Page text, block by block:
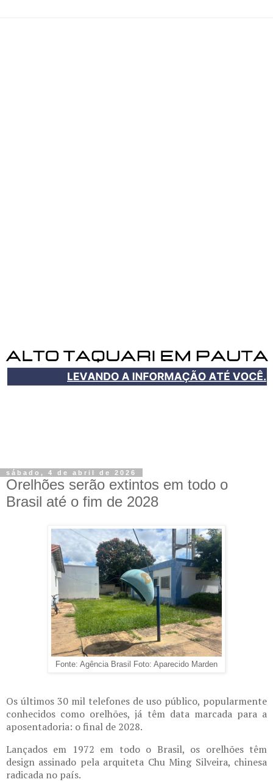
sábado, 4 de abril de 2026
Orelhões serão extintos em todo o
Brasil até o fim de 2028
Fonte: Agência Brasil Foto: Aparecido Marden
Os últimos 30 mil telefones de uso público, popularmente
conhecidos como orelhões, já têm data marcada para a
aposentadoria: o final de 2028.
Lançados em 1972 em todo o Brasil, os orelhões têm
design assinado pela arquiteta Chu Ming Silveira, chinesa
radicada no país.